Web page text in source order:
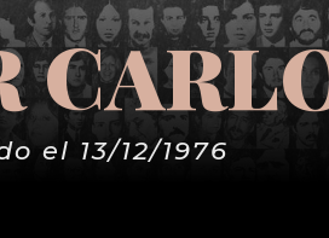
el 13/12/1976